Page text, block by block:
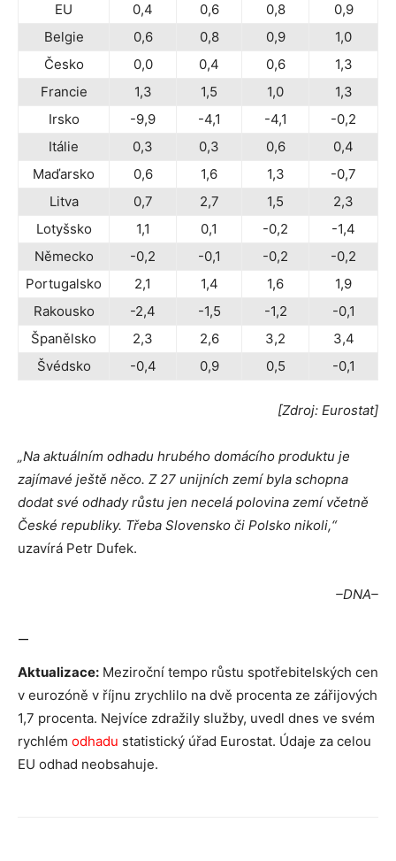
EU
0,4 0,6 0,8
0,9
Belgie
0,6 0,8 0,9
1,0
Česko
0,0 0,4 0,6
1,3
Francie
1,3 1,5 1,0
1,3
Irsko
-9,9 -4,1 -4,1
-0,2
Itálie
0,3 0,3 0,6
0,4
Maďarsko
0,6 1,6 1,3
-0,7
Litva
0,7 2,7 1,5
2,3
Lotyšsko
1,1 0,1 -0,2
-1,4
Německo
-0,2 -0,1 -0,2
-0,2
Portugalsko
2,1 1,4 1,6
1,9
Rakousko
-2,4 -1,5 -1,2
-0,1
Španělsko
2,3 2,6 3,2
3,4
Švédsko
-0,4 0,9 0,5 -0,1
[Zdroj: Eurostat]
„Na aktuálním odhadu hrubého domácího produktu je
zajímavé ještě něco. Z 27 unijních zemí byla schopna
dodat své odhady růstu jen necelá polovina zemí včetně
České republiky. Třeba Slovensko či Polsko nikoli,“
uzavírá Petr Dufek.
–DNA–
—
Aktualizace: Meziroční tempo růstu spotřebitelských cen
v eurozóně v říjnu zrychlilo na dvě procenta ze zářijových
1,7 procenta. Nejvíce zdražily služby, uvedl dnes ve svém
rychlém odhadu statistický úřad Eurostat. Údaje za celou
EU odhad neobsahuje.